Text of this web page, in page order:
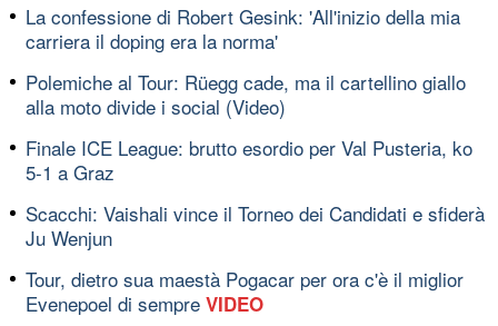
La confessione di Robert Gesink: 'All'inizio della mia
carriera il doping era la norma'
Polemiche al Tour: Rüegg cade, ma il cartellino giallo
alla moto divide i social (Video)
Finale ICE League: brutto esordio per Val Pusteria, ko
5-1 a Graz
Scacchi: Vaishali vince il Torneo dei Candidati e sfiderà
Ju Wenjun
Tour, dietro sua maestà Pogacar per ora c'è il miglior
Evenepoel di sempre VIDEO